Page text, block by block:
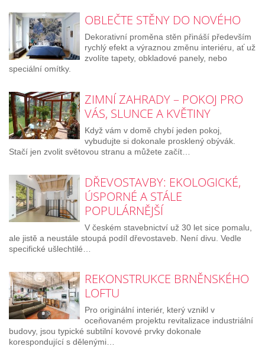
OBLEČTE STĚNY DO NOVÉHO
Dekorativní proměna stěn přináší především
rychlý efekt a výraznou změnu interiéru, ať už
zvolíte tapety, obkladové panely, nebo
speciální omítky.
ZIMNÍ ZAHRADY – POKOJ PRO
VÁS, SLUNCE A KVĚTINY
Když vám v domě chybí jeden pokoj,
vybudujte si dokonale prosklený obývák.
Stačí jen zvolit světovou stranu a můžete začít…
DŘEVOSTAVBY: EKOLOGICKÉ,
ÚSPORNÉ A STÁLE
POPULÁRNĚJŠÍ
V českém stavebnictví už 30 let sice pomalu,
ale jistě a neustále stoupá podíl dřevostaveb. Není divu. Vedle
specifické ušlechtilé…
REKONSTRUKCE BRNĚNSKÉHO
LOFTU
Pro originální interiér, který vznikl v
oceňovaném projektu revitalizace industriální
budovy, jsou typické subtilní kovové prvky dokonale
korespondující s dělenými…